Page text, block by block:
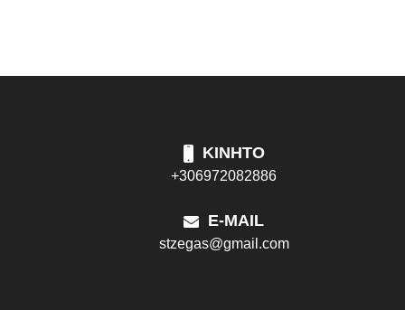
ΚΙΝΗΤΟ
+306972082886
E-MAIL
stzegas@gmail.com